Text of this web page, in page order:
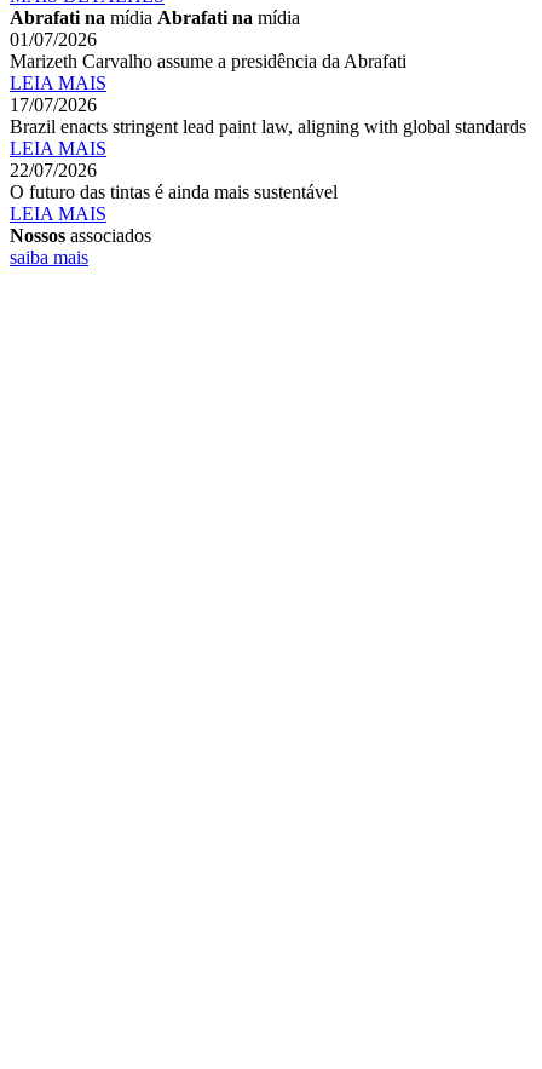
Abrafati na mídia Abrafati na mídia
01/07/2026
Marizeth Carvalho assume a presidência da Abrafati
LEIA MAIS
17/07/2026
Brazil enacts stringent lead paint law, aligning with global standards
LEIA MAIS
22/07/2026
O futuro das tintas é ainda mais sustentável
LEIA MAIS
Nossos associados
saiba mais